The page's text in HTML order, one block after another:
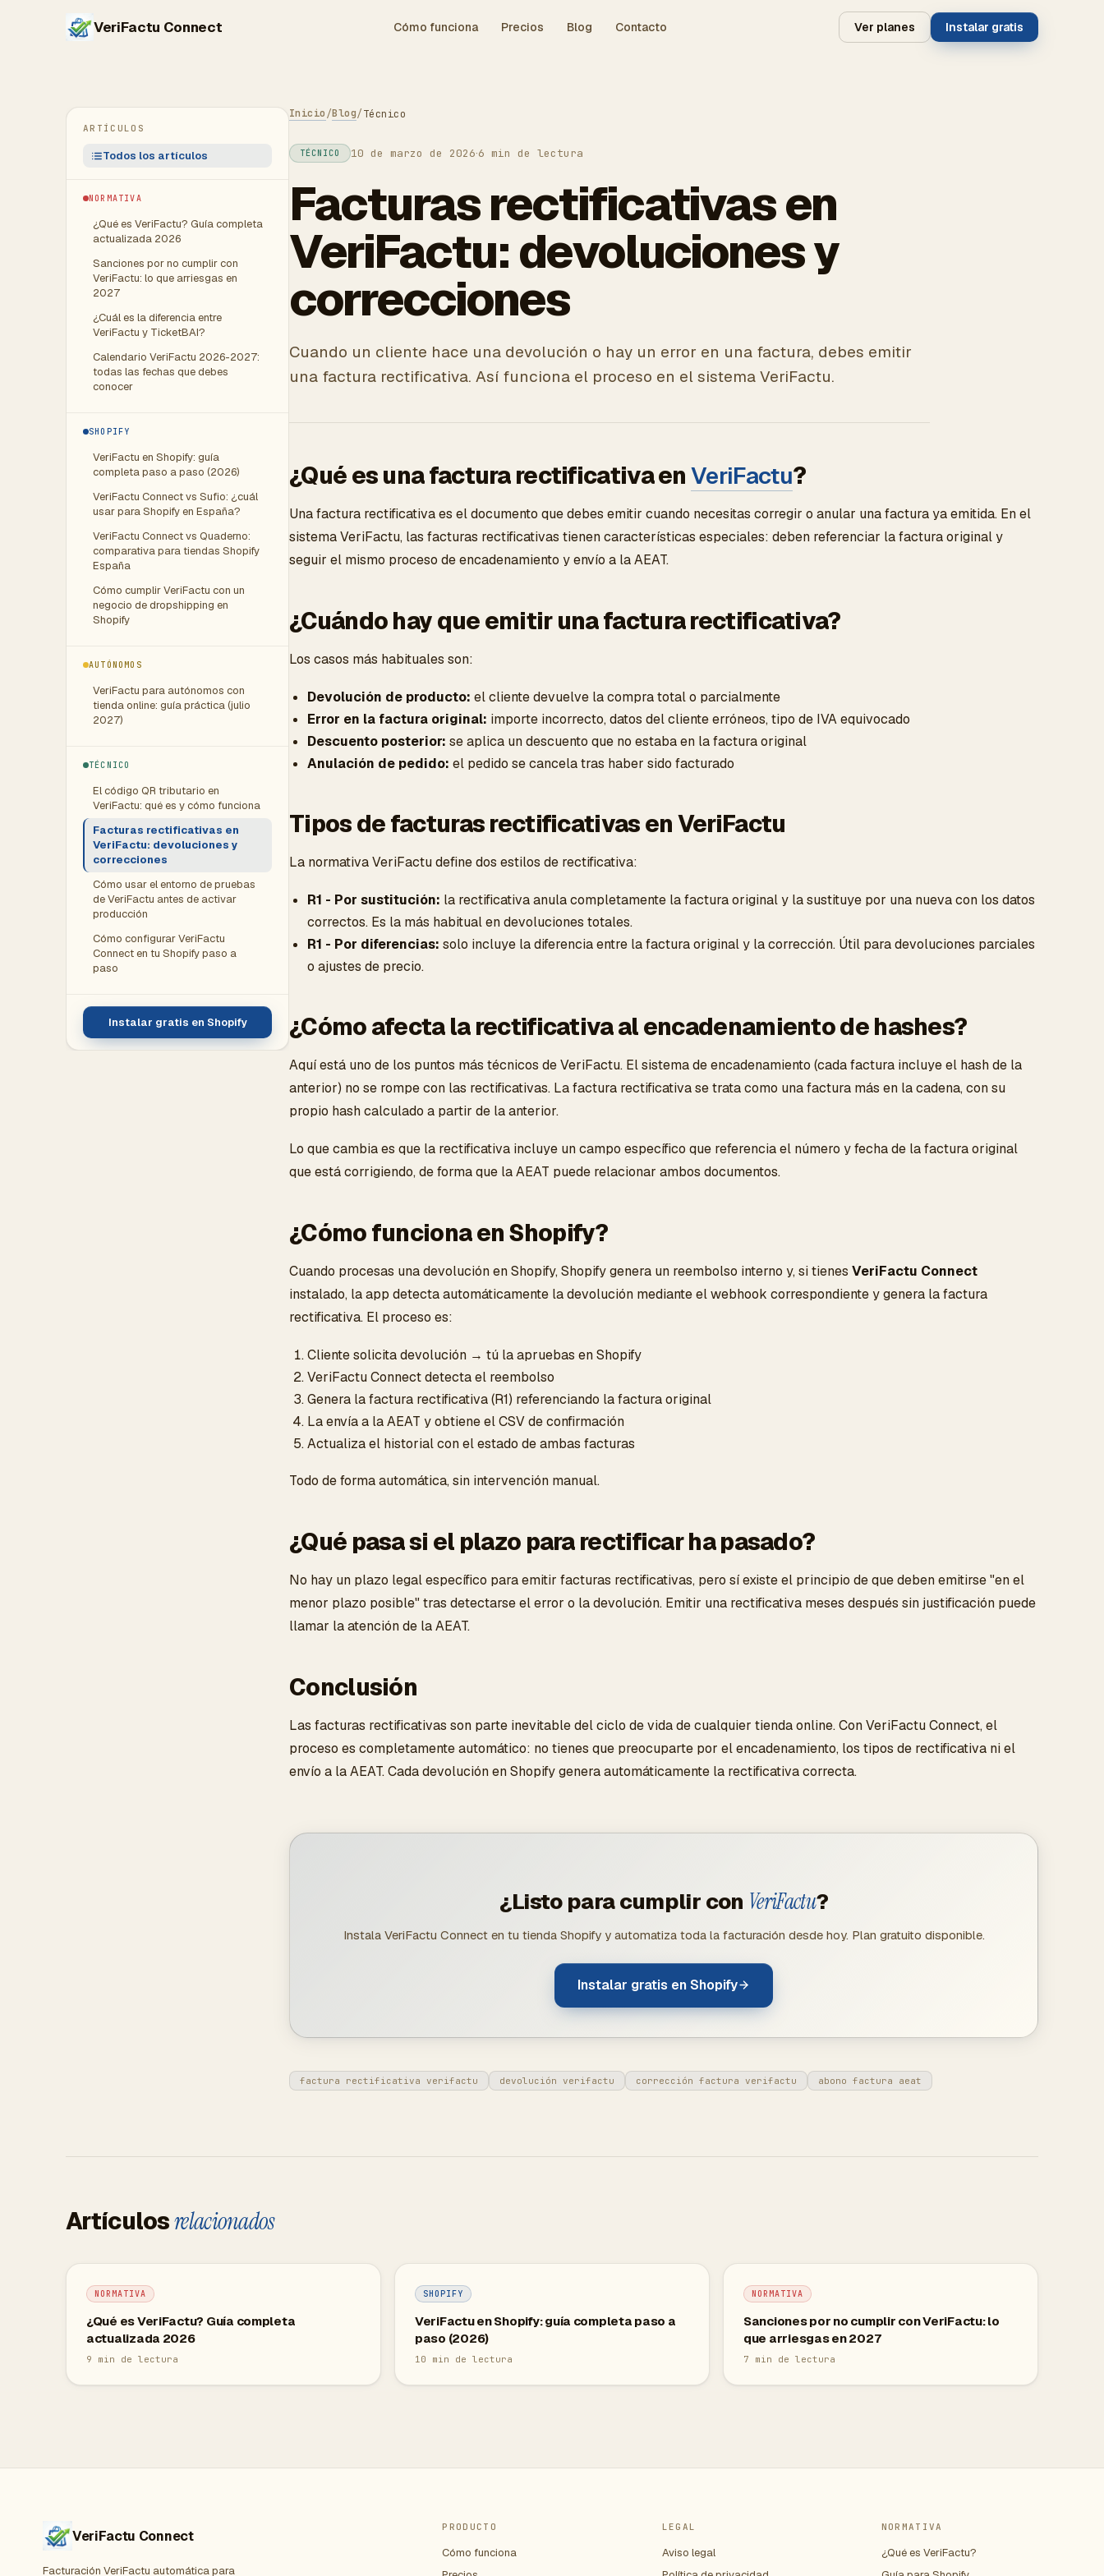
VeriFactu Connect Cómo funciona Precios Blog Contacto Ver planes Instalar gratis
ARTÍCULOS
Todos los artículos
NORMATIVA
¿Qué es VeriFactu? Guía completa
actualizada 2026
Sanciones por no cumplir con
VeriFactu: lo que arriesgas en
2027
¿Cuál es la diferencia entre
VeriFactu y TicketBAI?
Calendario VeriFactu 2026-2027:
todas las fechas que debes
conocer
SHOPIFY
VeriFactu en Shopify: guía
completa paso a paso (2026)
VeriFactu Connect vs Sufio: ¿cuál
usar para Shopify en España?
VeriFactu Connect vs Quaderno:
comparativa para tiendas Shopify
España
Cómo cumplir VeriFactu con un
negocio de dropshipping en
Shopify
AUTÓNOMOS
VeriFactu para autónomos con
tienda online: guía práctica (julio
2027)
TÉCNICO
El código QR tributario en
VeriFactu: qué es y cómo funciona
Facturas rectificativas en
VeriFactu: devoluciones y
correcciones
Cómo usar el entorno de pruebas
de VeriFactu antes de activar
producción
Cómo configurar VeriFactu
Connect en tu Shopify paso a
paso
Instalar gratis en Shopify
Inicio/Blog/Técnico
TÉCNICO 10 de marzo de 2026·6 min de lectura
Facturas rectificativas en
VeriFactu: devoluciones y
correcciones
Cuando un cliente hace una devolución o hay un error en una factura, debes emitir
una factura rectificativa. Así funciona el proceso en el sistema VeriFactu.
¿Qué es una factura rectificativa enVeriFactu?
Una factura rectificativa es el documento que debes emitir cuando necesitas corregir o anular una factura ya emitida. En el
sistema VeriFactu, las facturas rectificativas tienen características especiales: deben referenciar la factura original y
seguir el mismo proceso de encadenamiento y envío a la AEAT.
¿Cuándo hay que emitir una factura rectificativa?
Los casos más habituales son:
Devolución de producto: el cliente devuelve la compra total o parcialmente
Error en la factura original: importe incorrecto, datos del cliente erróneos, tipo de IVA equivocado
Descuento posterior: se aplica un descuento que no estaba en la factura original
Anulación de pedido: el pedido se cancela tras haber sido facturado
Tipos de facturas rectificativas en VeriFactu
La normativa VeriFactu define dos estilos de rectificativa:
R1 - Por sustitución: la rectificativa anula completamente la factura original y la sustituye por una nueva con los datos
correctos. Es la más habitual en devoluciones totales.
R1 - Por diferencias: solo incluye la diferencia entre la factura original y la corrección. Útil para devoluciones parciales
o ajustes de precio.
¿Cómo afecta la rectificativa al encadenamiento de hashes?
Aquí está uno de los puntos más técnicos de VeriFactu. El sistema de encadenamiento (cada factura incluye el hash de la
anterior) no se rompe con las rectificativas. La factura rectificativa se trata como una factura más en la cadena, con su
propio hash calculado a partir de la anterior.
Lo que cambia es que la rectificativa incluye un campo específico que referencia el número y fecha de la factura original
que está corrigiendo, de forma que la AEAT puede relacionar ambos documentos.
¿Cómo funciona en Shopify?
Cuando procesas una devolución en Shopify, Shopify genera un reembolso interno y, si tienes VeriFactu Connect
instalado, la app detecta automáticamente la devolución mediante el webhook correspondiente y genera la factura
rectificativa. El proceso es:
Cliente solicita devolución → tú la apruebas en Shopify
VeriFactu Connect detecta el reembolso
Genera la factura rectificativa (R1) referenciando la factura original
La envía a la AEAT y obtiene el CSV de confirmación
Actualiza el historial con el estado de ambas facturas
Todo de forma automática, sin intervención manual.
¿Qué pasa si el plazo para rectificar ha pasado?
No hay un plazo legal específico para emitir facturas rectificativas, pero sí existe el principio de que deben emitirse "en el
menor plazo posible" tras detectarse el error o la devolución. Emitir una rectificativa meses después sin justificación puede
llamar la atención de la AEAT.
Conclusión
Las facturas rectificativas son parte inevitable del ciclo de vida de cualquier tienda online. Con VeriFactu Connect, el
proceso es completamente automático: no tienes que preocuparte por el encadenamiento, los tipos de rectificativa ni el
envío a la AEAT. Cada devolución en Shopify genera automáticamente la rectificativa correcta.
¿Listo para cumplir con VeriFactu?
Instala VeriFactu Connect en tu tienda Shopify y automatiza toda la facturación desde hoy. Plan gratuito disponible.
Instalar gratis en Shopify
factura rectificativa verifactu devolución verifactu corrección factura verifactu abono factura aeat
Artículosrelacionados
NORMATIVA
¿Qué es VeriFactu? Guía completa
actualizada 2026
9 min de lectura
SHOPIFY
VeriFactu en Shopify: guía completa paso a
paso (2026)
10 min de lectura
NORMATIVA
Sanciones por no cumplir con VeriFactu: lo
que arriesgas en 2027
7 min de lectura
VeriFactu Connect
Facturación VeriFactu automática para
PRODUCTO
Cómo funciona
LEGAL
Aviso legal
NORMATIVA
¿Qué es VeriFactu?